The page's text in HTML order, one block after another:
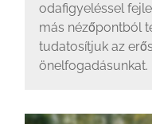
odafigyeléssel
más nézőpontból
tudatosítjuk az
önelfogadásunkat.